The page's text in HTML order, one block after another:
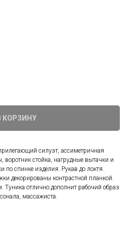
КОРЗИНУ
силуэт, ассиметричная
воротник стойка, нагрудные вытачки и
по спинке изделия. Рукав до локтя.
декорированы контрастной планкой.
Туника отлично дополнит рабочий образ
массажиста.